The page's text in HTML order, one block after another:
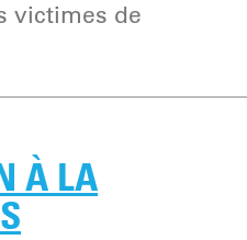
victimes de
À LA